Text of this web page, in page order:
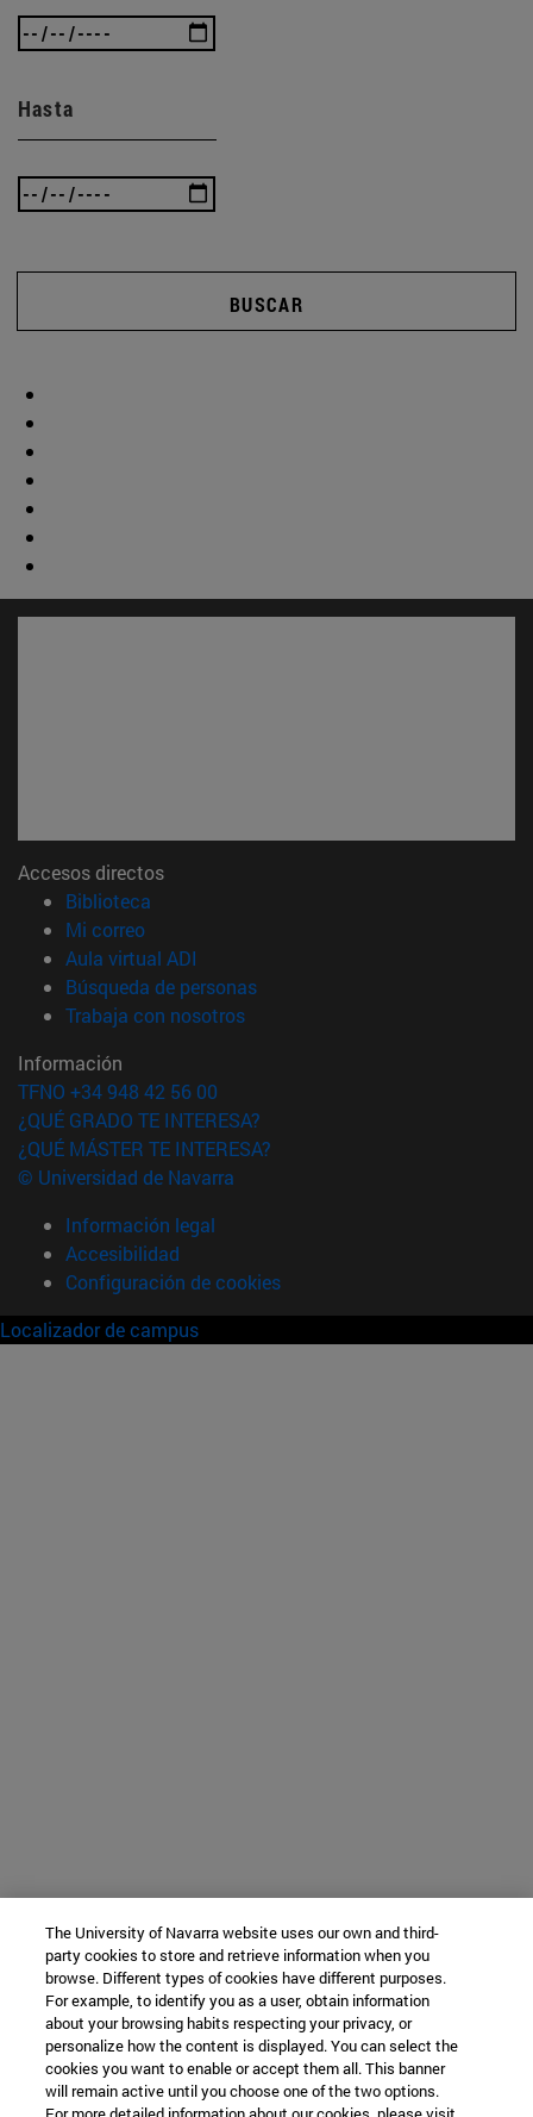
Hasta
BUSCAR
Accesos directos
Biblioteca
Mi correo(abre en nueva ventana)
Aula virtual ADI
Búsqueda de personas(abre en nueva ventana)
Trabaja con nosotros(abre en nueva ventana)
Información
TFNO +34 948 42 56 00
¿QUÉ GRADO TE INTERESA?
¿QUÉ MÁSTER TE INTERESA?
© Universidad de Navarra
Información legal
Accesibilidad
Configuración de cookies
Localizador de campus
The University of Navarra website uses our own and third-
party cookies to store and retrieve information when you
browse. Different types of cookies have different purposes.
For example, to identify you as a user, obtain information
about your browsing habits respecting your privacy, or
personalize how the content is displayed. You can select the
cookies you want to enable or accept them all. This banner
will remain active until you choose one of the two options.